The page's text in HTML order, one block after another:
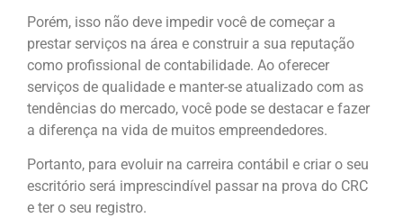
Porém, isso não deve impedir você de começar a
prestar serviços na área e construir a sua reputação
como profissional de contabilidade. Ao oferecer
serviços de qualidade e manter-se atualizado com as
tendências do mercado, você pode se destacar e fazer
a diferença na vida de muitos empreendedores.
Portanto, para evoluir na carreira contábil e criar o seu
escritório será imprescindível passar na prova do CRC
e ter o seu registro.